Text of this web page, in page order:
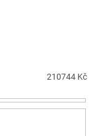
210744 Kč